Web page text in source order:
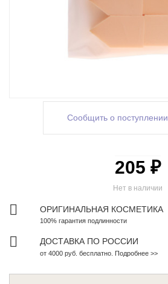
Сообщить о поступлении
Нет в наличии
205 ₽
ОРИГИНАЛЬНАЯ КОСМЕТИКА
100% гарантия подлинности
ДОСТАВКА ПО РОССИИ
от 4000 руб. бесплатно. Подробнее >>